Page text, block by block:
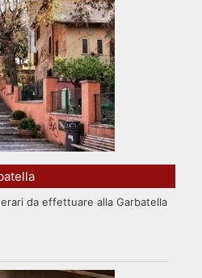
da effettuare alla Garbatella